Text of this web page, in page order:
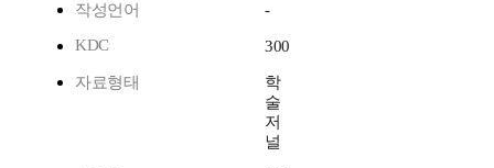
작성언어
-
KDC
300
자료형태
학
술
저
널